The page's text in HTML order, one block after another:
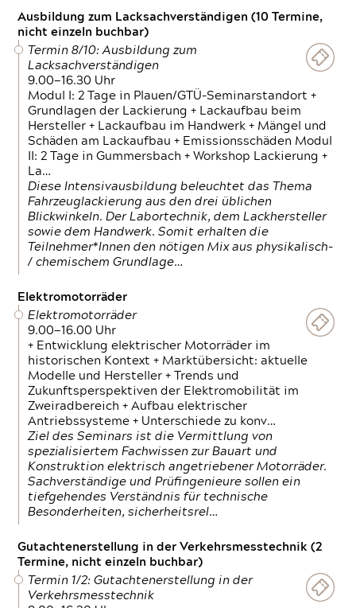
Ausbildung zum Lacksachverständigen (10 Termine,
nicht einzeln buchbar)
Termin 8/10: Ausbildung zum
Lacksachverständigen
9.00—16.30 Uhr
Modul I: 2 Tage in Plauen/GTÜ-Seminarstandort +
Grundlagen der Lackierung + Lackaufbau beim
Hersteller + Lackaufbau im Handwerk + Mängel und
Schäden am Lackaufbau + Emissionsschäden Modul
II: 2 Tage in Gummersbach + Workshop Lackierung +
La…
Diese Intensivausbildung beleuchtet das Thema
Fahrzeuglackierung aus den drei üblichen
Blickwinkeln. Der Labortechnik, dem Lackhersteller
sowie dem Handwerk. Somit erhalten die
Teilnehmer*Innen den nötigen Mix aus physikalisch-
/ chemischem Grundlage…
Elektromotorräder
Elektromotorräder
9.00—16.00 Uhr
+ Entwicklung elektrischer Motorräder im
historischen Kontext + Marktübersicht: aktuelle
Modelle und Hersteller + Trends und
Zukunftsperspektiven der Elektromobilität im
Zweiradbereich + Aufbau elektrischer
Antriebssysteme + Unterschiede zu konv…
Ziel des Seminars ist die Vermittlung von
spezialisiertem Fachwissen zur Bauart und
Konstruktion elektrisch angetriebener Motorräder.
Sachverständige und Prüfingenieure sollen ein
tiefgehendes Verständnis für technische
Besonderheiten, sicherheitsrel…
Gutachtenerstellung in der Verkehrsmesstechnik (2
Termine, nicht einzeln buchbar)
Termin 1/2: Gutachtenerstellung in der
Verkehrsmesstechnik